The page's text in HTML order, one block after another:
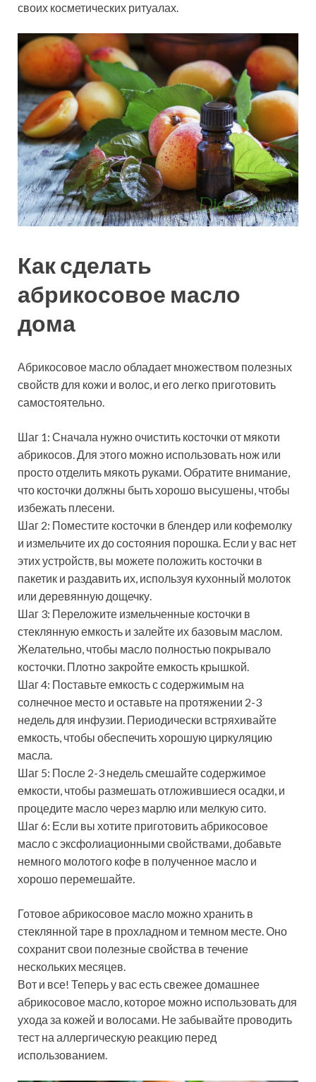
своих косметических ритуалах.
Как сделать
абрикосовое масло
дома
Абрикосовое масло обладает множеством полезных
свойств для кожи и волос, и его легко приготовить
самостоятельно.
Шаг 1: Сначала нужно очистить косточки от мякоти
абрикосов. Для этого можно использовать нож или
просто отделить мякоть руками. Обратите внимание,
что косточки должны быть хорошо высушены, чтобы
избежать плесени.
Шаг 2: Поместите косточки в блендер или кофемолку
и измельчите их до состояния порошка. Если у вас нет
этих устройств, вы можете положить косточки в
пакетик и раздавить их, используя кухонный молоток
или деревянную дощечку.
Шаг 3: Переложите измельченные косточки в
стеклянную емкость и залейте их базовым маслом.
Желательно, чтобы масло полностью покрывало
косточки. Плотно закройте емкость крышкой.
Шаг 4: Поставьте емкость с содержимым на
солнечное место и оставьте на протяжении 2-3
недель для инфузии. Периодически встряхивайте
емкость, чтобы обеспечить хорошую циркуляцию
масла.
Шаг 5: После 2-3 недель смешайте содержимое
емкости, чтобы размешать отложившиеся осадки, и
процедите масло через марлю или мелкую сито.
Шаг 6: Если вы хотите приготовить абрикосовое
масло с эксфолиационными свойствами, добавьте
немного молотого кофе в полученное масло и
хорошо перемешайте.
Готовое абрикосовое масло можно хранить в
стеклянной таре в прохладном и темном месте. Оно
сохранит свои полезные свойства в течение
нескольких месяцев.
Вот и все! Теперь у вас есть свежее домашнее
абрикосовое масло, которое можно использовать для
ухода за кожей и волосами. Не забывайте проводить
тест на аллергическую реакцию перед
использованием.